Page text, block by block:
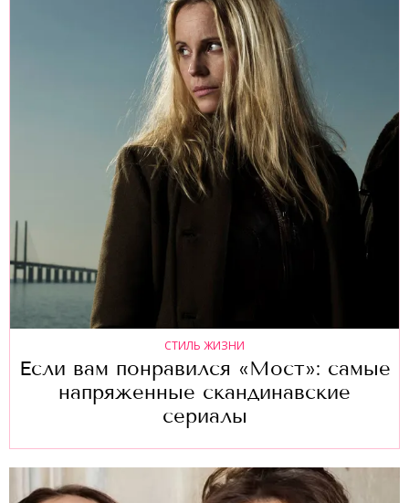
СТИЛЬ ЖИЗНИ
Если вам понравился «Мост»: самые
напряженные скандинавские
сериалы